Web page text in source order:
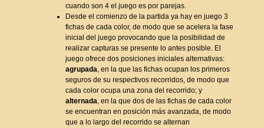
cuando son 4 el juego es por parejas.
Desde el comienzo de la partida ya hay en juego 3
fichas de cada color, de modo que se acelera la fase
inicial del juego provocando que la posibilidad de
realizar capturas se presente lo antes posible. El
juego ofrece dos posiciones iniciales alternativas:
agrupada, en la que las fichas ocupan los primeros
seguros de su respectivos recorridos, de modo que
cada color ocupa una zona del recorrido; y
alternada, en la que dos de las fichas de cada color
se encuentran en posición más avanzada, de modo
que a lo largo del recorrido se alternan